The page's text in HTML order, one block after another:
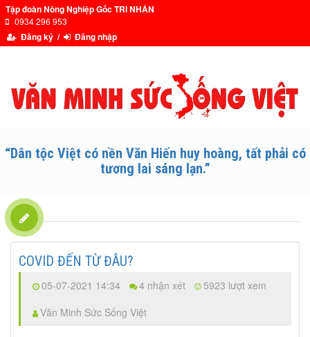
Tập đoàn Nông Nghiệp Gốc TRI NHÂN
0934 296 953
Đăng ký / Đăng nhập
“Dân tộc Việt có nền Văn Hiến huy hoàng, tất phải có
tương lai sáng lạn.”
COVID ĐẾN TỪ ĐÂU?
05-07-2021 14:34 4 nhận xét
5923 lượt xem
Văn Minh Sức Sống Việt